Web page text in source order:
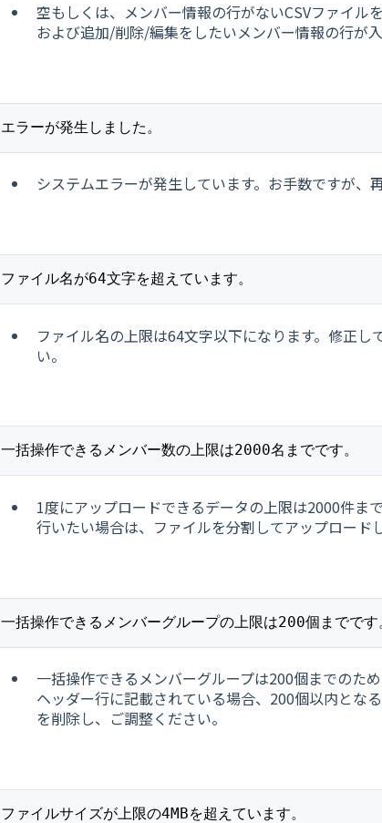
空もしくは、メンバー情報の行がないCSVファイル
および追加/削除/編集をしたいメンバー情報の行が
エラーが発生しました。
システムエラーが発生しています。お手数ですが、
ファイル名が64文字を超えています。
ファイル名の上限は64文字以下になります。修正し
い。
一括操作できるメンバー数の上限は2000名までです。
1度にアップロードできるデータの上限は2000件ま
行いたい場合は、ファイルを分割してアップロード
一括操作できるメンバーグループの上限は200個までで
一括操作できるメンバーグループは200個までのた
ヘッダー行に記載されている場合、200個以内とな
を削除し、ご調整ください。
ファイルサイズが上限の4MBを超えています。